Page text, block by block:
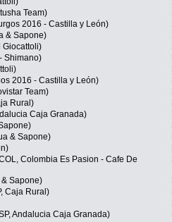
Team)
2016 - Castilla y León)
& Sapone)
Giocattoli)
Shimano)
2016 - Castilla y León)
Team)
Rural)
Caja Granada)
& Sapone)
Colombia Es Pasion - Cafe De
Sapone)
Caja Rural)
Andalucia Caja Granada)